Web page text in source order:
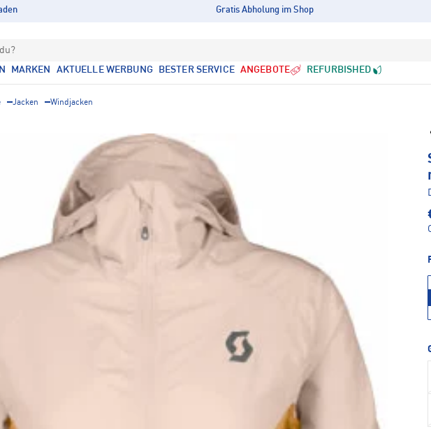
Gratis Abholung im Shop
MARKEN AKTUELLE WERBUNG BESTER SERVICE ANGEBOTE REFURBISHED
Jacken Windjacken